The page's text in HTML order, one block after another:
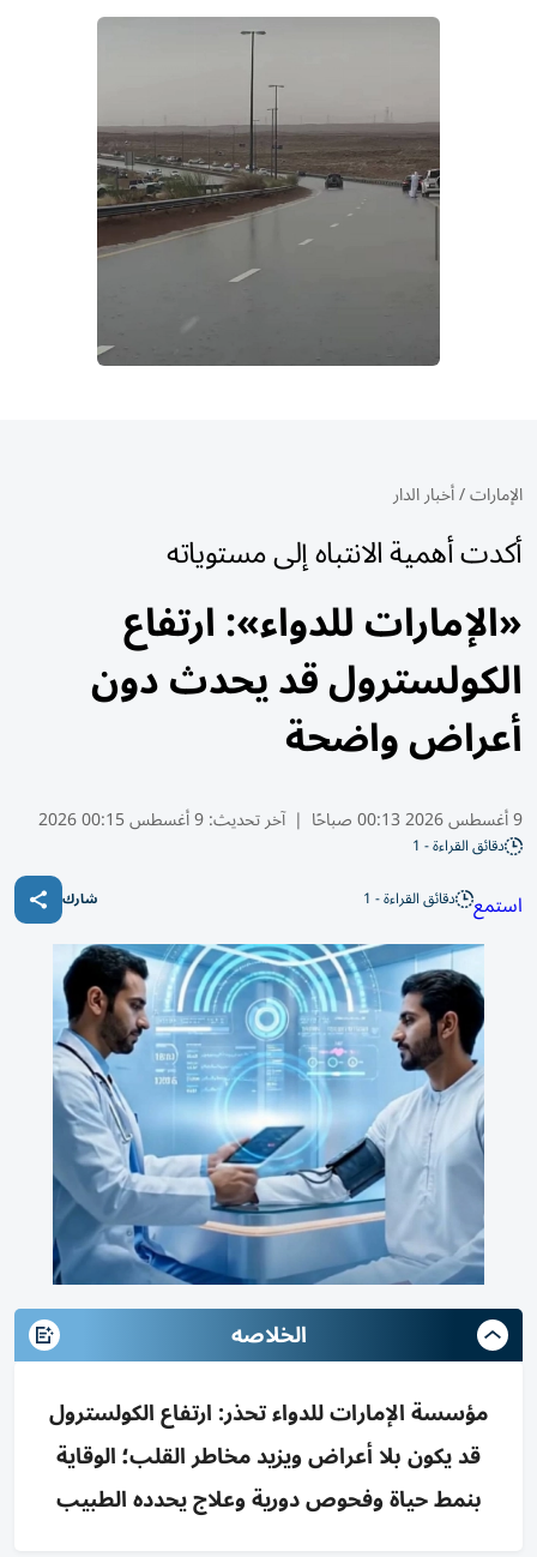
الإمارات/أخبار الدار
أكدت أهمية الانتباه إلى مستوياته
«الإمارات للدواء»: ارتفاع
الكولسترول قد يحدث دون
أعراض واضحة
9 أغسطس 2026 00:13 صباحًا | آخر تحديث:9 أغسطس 00:15 2026
دقائق القراءة - 1
استمع دقائق القراءة - 1 شارك
الخلاصه
مؤسسة الإمارات للدواء تحذر: ارتفاع الكولسترول
قد يكون بلا أعراض ويزيد مخاطر القلب؛ الوقاية
بنمط حياة وفحوص دورية وعلاج يحدده الطبيب